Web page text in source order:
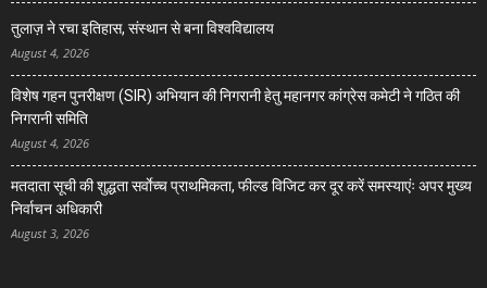
तुलाज़ ने रचा इतिहास, संस्थान से बना विश्वविद्यालय
August 4, 2026
विशेष गहन पुनरीक्षण (SIR) अभियान की निगरानी हेतु महानगर कांग्रेस कमेटी ने गठित की
निगरानी समिति
August 4, 2026
मतदाता सूची की शुद्धता सर्वाेच्च प्राथमिकता, फील्ड विजिट कर दूर करें समस्याएंः अपर मुख्य
निर्वाचन अधिकारी
August 3, 2026